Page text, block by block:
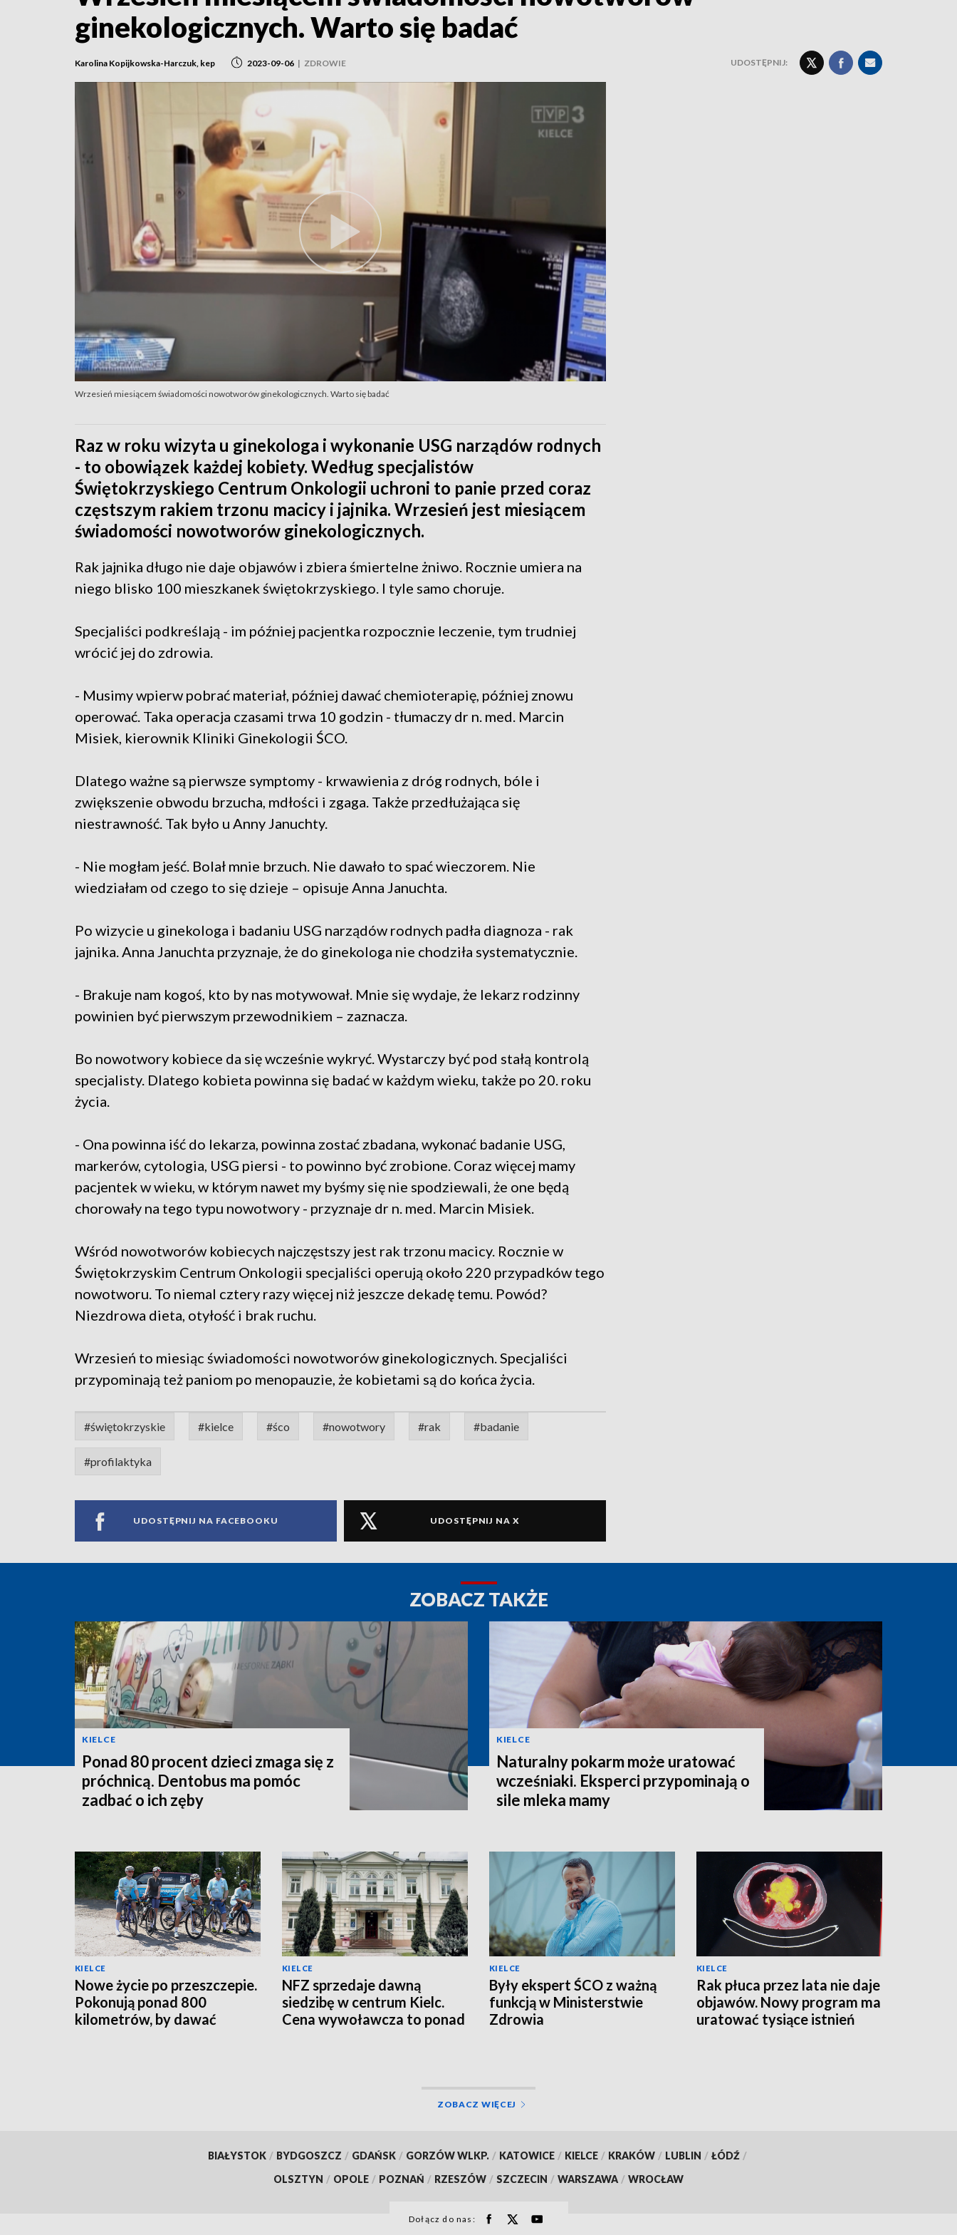
ginekologicznych. Warto się badać
Karolina Kopijkowska-Harczuk, kep 2023-09-06 | ZDROWIE UDOSTĘPNIJ:
Wrzesień miesiącem świadomości nowotworów ginekologicznych. Warto się badać
Raz w roku wizyta u ginekologa i wykonanie USG narządów rodnych
- to obowiązek każdej kobiety. Według specjalistów
Świętokrzyskiego Centrum Onkologii uchroni to panie przed coraz
częstszym rakiem trzonu macicy i jajnika. Wrzesień jest miesiącem
świadomości nowotworów ginekologicznych.
Rak jajnika długo nie daje objawów i zbiera śmiertelne żniwo. Rocznie umiera na
niego blisko 100 mieszkanek świętokrzyskiego. I tyle samo choruje.
Specjaliści podkreślają - im później pacjentka rozpocznie leczenie, tym trudniej
wrócić jej do zdrowia.
- Musimy wpierw pobrać materiał, później dawać chemioterapię, później znowu
operować. Taka operacja czasami trwa 10 godzin - tłumaczy dr n. med. Marcin
Misiek, kierownik Kliniki Ginekologii ŚCO.
Dlatego ważne są pierwsze symptomy - krwawienia z dróg rodnych, bóle i
zwiększenie obwodu brzucha, mdłości i zgaga. Także przedłużająca się
niestrawność. Tak było u Anny Januchty.
- Nie mogłam jeść. Bolał mnie brzuch. Nie dawało to spać wieczorem. Nie
wiedziałam od czego to się dzieje – opisuje Anna Januchta.
Po wizycie u ginekologa i badaniu USG narządów rodnych padła diagnoza - rak
jajnika. Anna Januchta przyznaje, że do ginekologa nie chodziła systematycznie.
- Brakuje nam kogoś, kto by nas motywował. Mnie się wydaje, że lekarz rodzinny
powinien być pierwszym przewodnikiem – zaznacza.
Bo nowotwory kobiece da się wcześnie wykryć. Wystarczy być pod stałą kontrolą
specjalisty. Dlatego kobieta powinna się badać w każdym wieku, także po 20. roku
życia.
- Ona powinna iść do lekarza, powinna zostać zbadana, wykonać badanie USG,
markerów, cytologia, USG piersi - to powinno być zrobione. Coraz więcej mamy
pacjentek w wieku, w którym nawet my byśmy się nie spodziewali, że one będą
chorowały na tego typu nowotwory - przyznaje dr n. med. Marcin Misiek.
Wśród nowotworów kobiecych najczęstszy jest rak trzonu macicy. Rocznie w
Świętokrzyskim Centrum Onkologii specjaliści operują około 220 przypadków tego
nowotworu. To niemal cztery razy więcej niż jeszcze dekadę temu. Powód?
Niezdrowa dieta, otyłość i brak ruchu.
Wrzesień to miesiąc świadomości nowotworów ginekologicznych. Specjaliści
przypominają też paniom po menopauzie, że kobietami są do końca życia.
#świętokrzyskie #kielce #śco #nowotwory #rak #badanie
#profilaktyka
UDOSTĘPNIJ NA FACEBOOKU UDOSTĘPNIJ NA X
ZOBACZ TAKŻE
KIELCE
Ponad 80 procent dzieci zmaga się z
próchnicą. Dentobus ma pomóc
zadbać o ich zęby
KIELCE
Naturalny pokarm może uratować
wcześniaki. Eksperci przypominają o
sile mleka mamy
KIELCE
Nowe życie po przeszczepie.
Pokonują ponad 800
kilometrów, by dawać
KIELCE
NFZ sprzedaje dawną
siedzibę w centrum Kielc.
Cena wywoławcza to ponad
KIELCE
Były ekspert ŚCO z ważną
funkcją w Ministerstwie
Zdrowia
KIELCE
Rak płuca przez lata nie daje
objawów. Nowy program ma
uratować tysiące istnień
ZOBACZ WIĘCEJ
BIAŁYSTOK / BYDGOSZCZ / GDAŃSK / GORZÓW WLKP. / KATOWICE / KIELCE / KRAKÓW / LUBLIN / ŁÓDŹ /
OLSZTYN / OPOLE / POZNAŃ / RZESZÓW / SZCZECIN / WARSZAWA / WROCŁAW
Dołącz do nas: